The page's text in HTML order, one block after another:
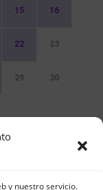
y nuestro servicio.
15 16
22 23
29 30